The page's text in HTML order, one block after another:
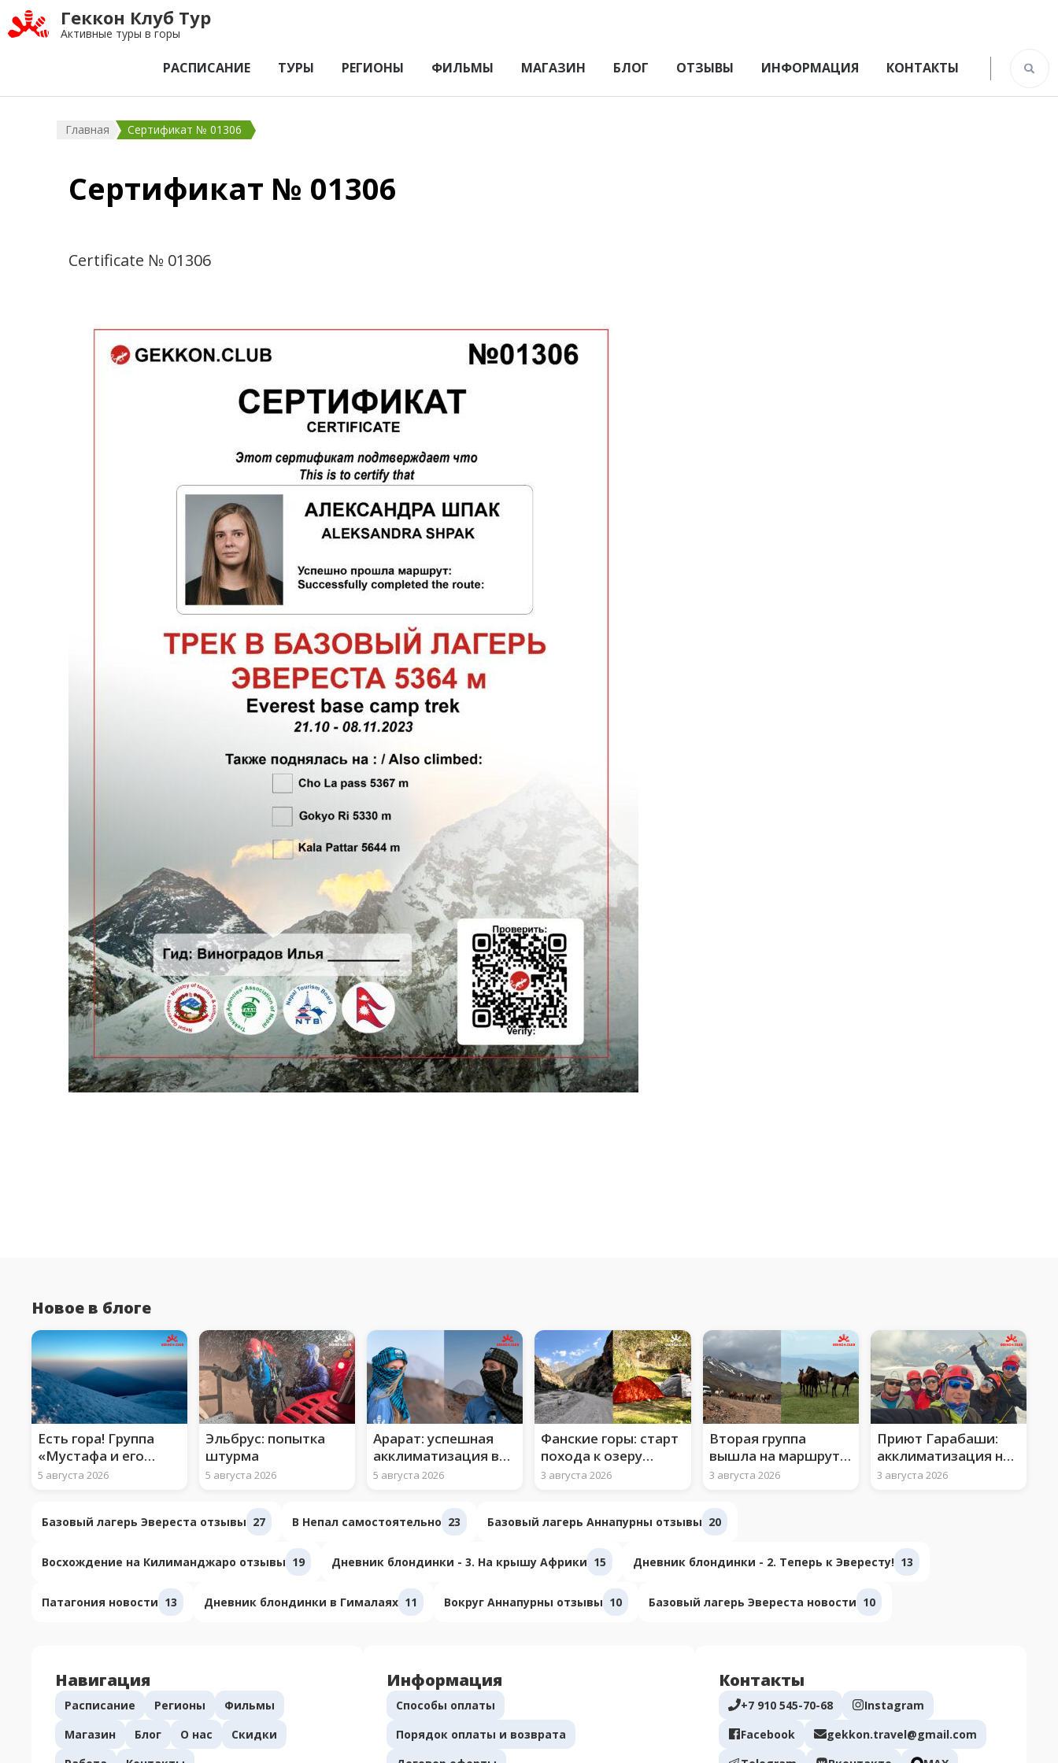
Геккон Клуб Тур
Активные туры в горы
РАСПИСАНИЕ ТУРЫ РЕГИОНЫ ФИЛЬМЫ МАГАЗИН БЛОГ ОТЗЫВЫ ИНФОРМАЦИЯ КОНТАКТЫ
Главная Сертификат № 01306
Сертификат № 01306
Certificate № 01306
Новое в блоге
Есть гора! Группа
«Мустафа и его
арафатки» взошли
5 августа 2026
Эльбрус: попытка
штурма
5 августа 2026
Арарат: успешная
акклиматизация во
втором лагере
5 августа 2026
Фанские горы: старт
похода к озеру
Искандеркуль
3 августа 2026
Вторая группа
вышла на маршрут к
вершине Арарата
3 августа 2026
Приют Гарабаши:
акклиматизация на
3850 м и ледово-
3 августа 2026
Базовый лагерь Эвереста отзывы 27 В Непал самостоятельно 23 Базовый лагерь Аннапурны отзывы 20
Восхождение на Килиманджаро отзывы 19 Дневник блондинки - 3. На крышу Африки 15 Дневник блондинки - 2. Теперь к Эвересту! 13
Патагония новости 13 Дневник блондинки в Гималаях 11 Вокруг Аннапурны отзывы 10 Базовый лагерь Эвереста новости 10
Навигация
Расписание Регионы
Фильмы
Магазин
Блог О нас
Скидки
Информация
Способы оплаты
Порядок оплаты и возврата
Контакты
+7 910 545-70-68
Instagram
Facebook
gekkon.travel@gmail.com